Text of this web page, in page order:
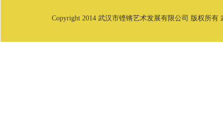
Copyright 2014 武汉市铿锵艺术发展有限公司 版权所